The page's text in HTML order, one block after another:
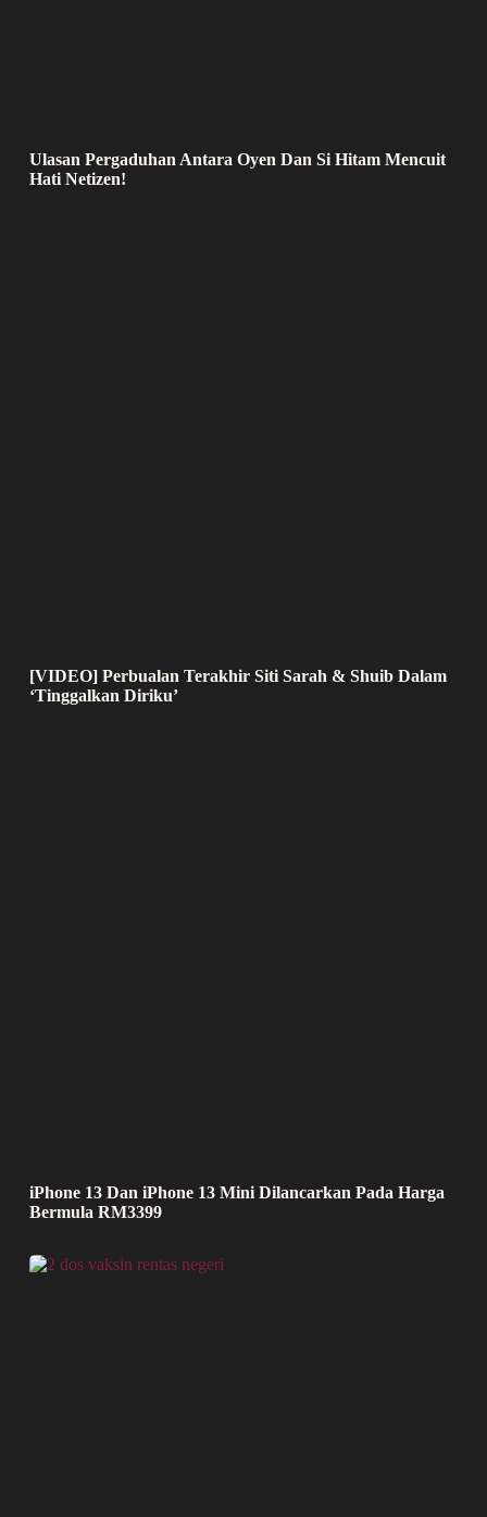
Ulasan Pergaduhan Antara Oyen Dan Si Hitam Mencuit
Hati Netizen!
[VIDEO] Perbualan Terakhir Siti Sarah & Shuib Dalam
‘Tinggalkan Diriku’
iPhone 13 Dan iPhone 13 Mini Dilancarkan Pada Harga
Bermula RM3399